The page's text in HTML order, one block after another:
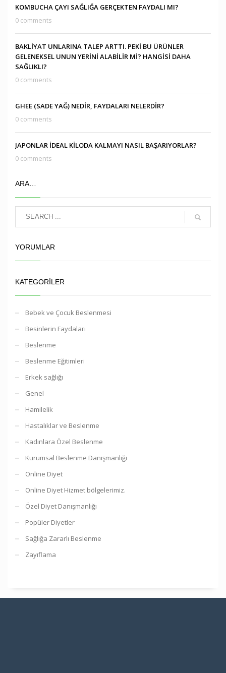
KOMBUCHA ÇAYI SAĞLIĞA GERÇEKTEN FAYDALI MI?
0 comments
BAKLİYAT UNLARINA TALEP ARTTI. PEKİ BU ÜRÜNLER
GELENEKSEL UNUN YERİNİ ALABİLİR Mİ? HANGİSİ DAHA
SAĞLIKLI?
0 comments
GHEE (SADE YAĞ) NEDİR, FAYDALARI NELERDİR?
0 comments
JAPONLAR İDEAL KİLODA KALMAYI NASIL BAŞARIYORLAR?
0 comments
ARA…
YORUMLAR
KATEGORILER
Bebek ve Çocuk Beslenmesi
Besinlerin Faydaları
Beslenme
Beslenme Eğitimleri
Erkek sağlığı
Genel
Hamilelik
Hastalıklar ve Beslenme
Kadınlara Özel Beslenme
Kurumsal Beslenme Danışmanlığı
Online Diyet
Online Diyet Hizmet bölgelerimiz.
Özel Diyet Danışmanlığı
Popüler Diyetler
Sağlığa Zararlı Beslenme
Zayıflama